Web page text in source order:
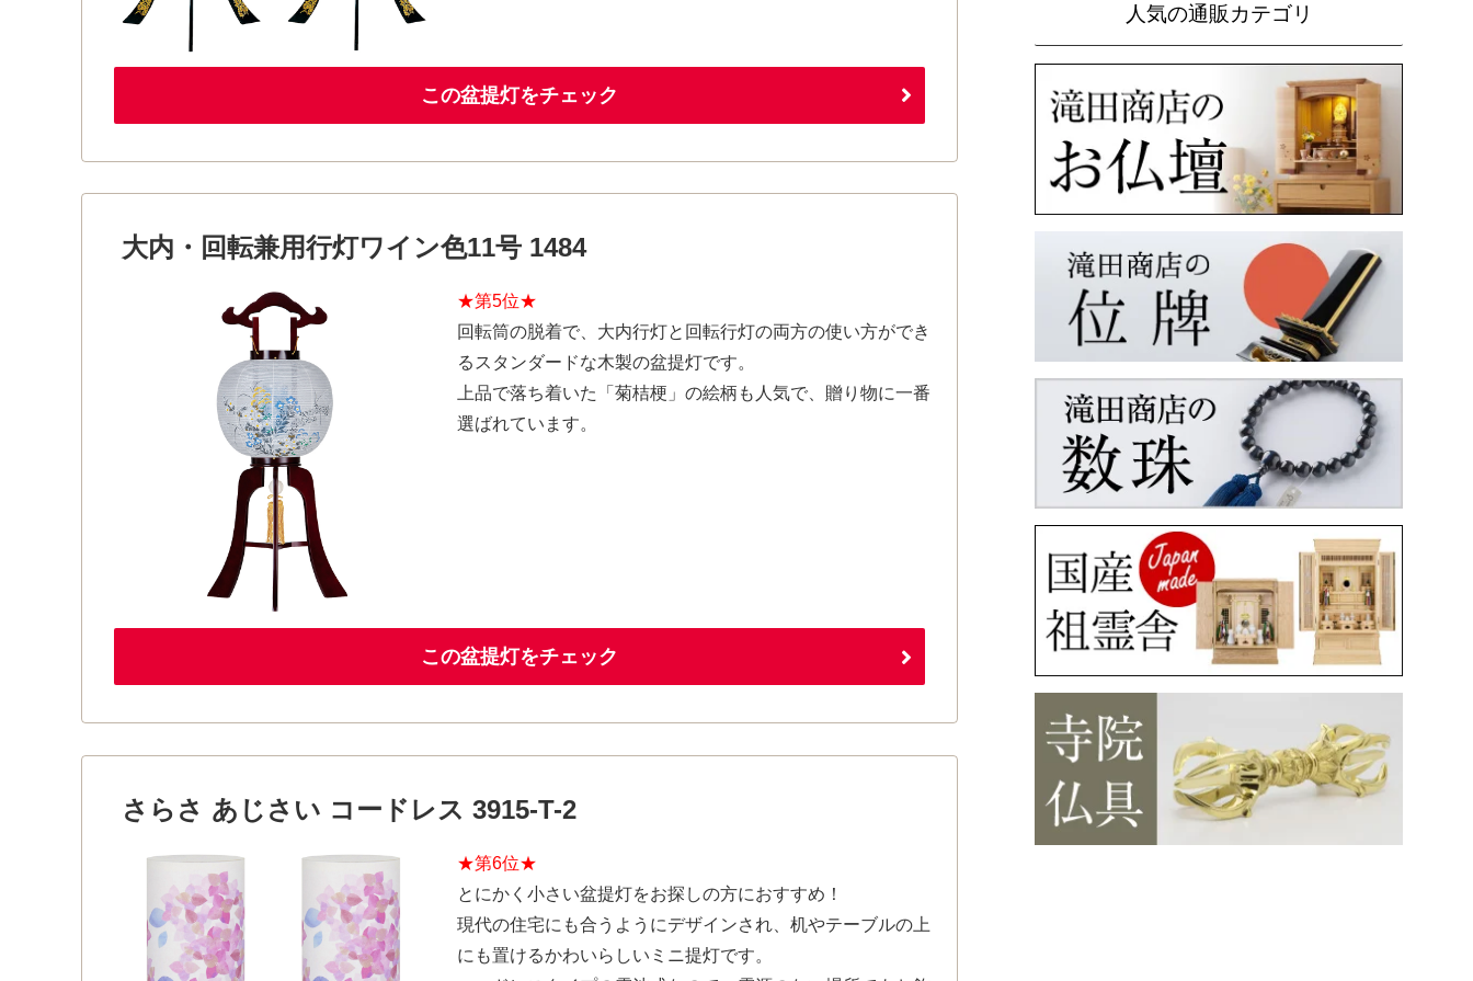
この盆提灯をチェック
大内・回転兼用行灯ワイン色11号 1484
★第5位★
回転筒の脱着で、大内行灯と回転行灯の両方の使い方ができ
るスタンダードな木製の盆提灯です。
上品で落ち着いた「菊桔梗」の絵柄も人気で、贈り物に一番
選ばれています。
この盆提灯をチェック
さらさ あじさい コードレス 3915-T-2
★第6位★
とにかく小さい盆提灯をお探しの方におすすめ！
現代の住宅にも合うようにデザインされ、机やテーブルの上
にも置けるかわいらしいミニ提灯です。
人気の通販カテゴリ